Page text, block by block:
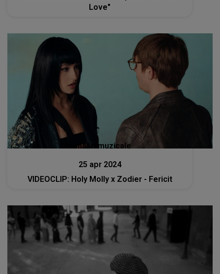
Love"
Lansări muzicale
25 apr 2024
VIDEOCLIP: Holy Molly x Zodier - Fericit